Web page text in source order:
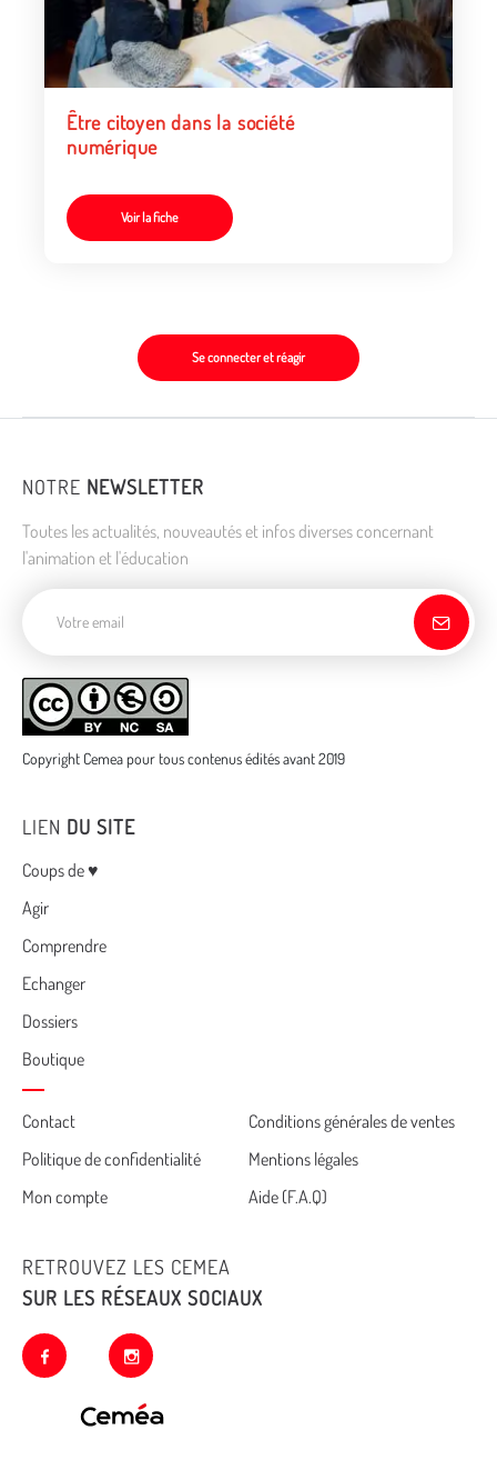
Être citoyen dans la société
numérique
Voir la fiche
Se connecter et réagir
NOTRE NEWSLETTER
Toutes les actualités, nouveautés et infos diverses concernant
l'animation et l'éducation
Copyright Cemea pour tous contenus édités avant 2019
LIEN DU SITE
Menu
Coups de ♥
Agir
Comprendre
Echanger
Dossiers
Boutique
Cemea
footer
Contact
Conditions générales de ventes
Politique de confidentialité
Mentions légales
Mon compte
Aide (F.A.Q)
RETROUVEZ LES CEMEA
SUR LES RÉSEAUX SOCIAUX
facebook instagram